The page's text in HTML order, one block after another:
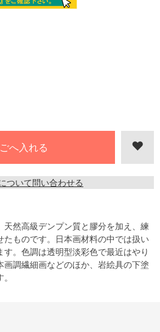
ついて問い合わせる
然高級デンプン質と膠分を加え、練
たものです。日本画材料の中では扱い
。色調は透明型淡彩色で最近はやり
調繊細画などのほか、岩絵具の下塗